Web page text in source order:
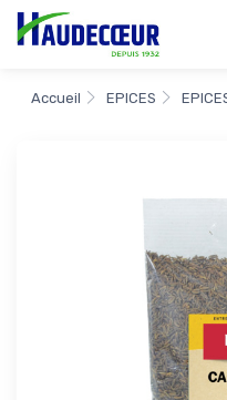
Accueil EPICES